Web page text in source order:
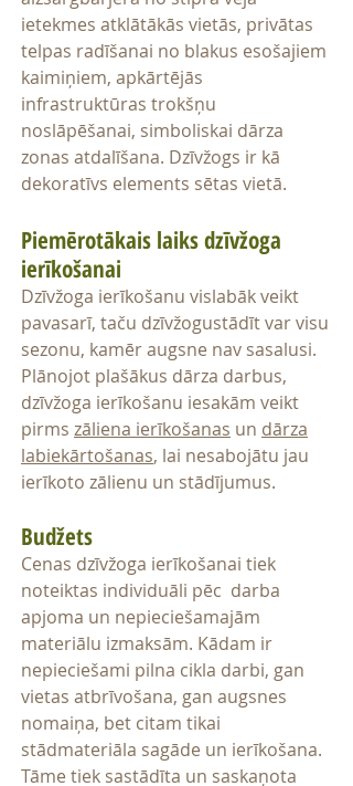
ietekmes atklātākās vietās, privātas
telpas radīšanai no blakus esošajiem
kaimiņiem, apkārtējās
infrastruktūras trokšņu
noslāpēšanai, simboliskai dārza
zonas atdalīšana. Dzīvžogs ir kā
dekoratīvs elements sētas vietā.
Piemērotākais laiks dzīvžoga
ierīkošanai
Dzīvžoga ierīkošanu vislabāk veikt
pavasarī, taču dzīvžogustādīt var visu
sezonu, kamēr augsne nav sasalusi.
Plānojot plašākus dārza darbus,
dzīvžoga ierīkošanu iesakām veikt
pirms zāliena ierīkošanas un dārza
labiekārtošanas, lai nesabojātu jau
ierīkoto zālienu un stādījumus.
Budžets
Cenas dzīvžoga ierīkošanai tiek
noteiktas individuāli pēc darba
apjoma un nepieciešamajām
materiālu izmaksām. Kādam ir
nepieciešami pilna cikla darbi, gan
vietas atbrīvošana, gan augsnes
nomaiņa, bet citam tikai
stādmateriāla sagāde un ierīkošana.
Tāme tiek sastādīta un saskaņota